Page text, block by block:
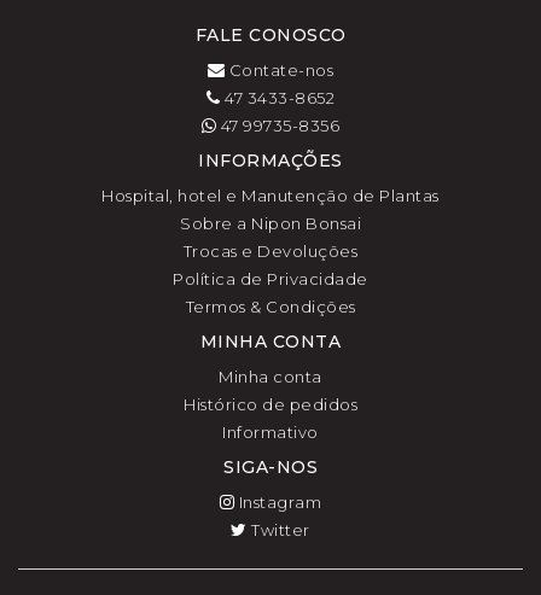
FALE CONOSCO
Contate-nos
47 3433-8652
47 99735-8356
INFORMAÇÕES
Hospital, hotel e Manutenção de Plantas
Sobre a Nipon Bonsai
Trocas e Devoluções
Política de Privacidade
Termos & Condições
MINHA CONTA
Minha conta
Histórico de pedidos
Informativo
SIGA-NOS
Instagram
Twitter